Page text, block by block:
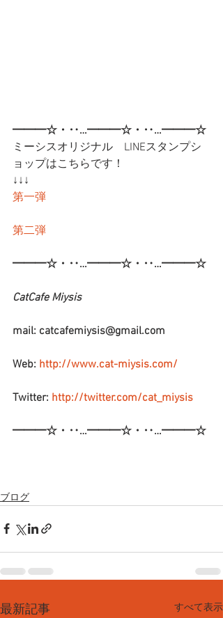
━━━☆・‥…━━━☆・‥…━━━☆
ミーシスオリジナル　LINEスタンプシ
ョップはこちらです！
↓↓↓
第一弾
第二弾
━━━☆・‥…━━━☆・‥…━━━☆
CatCafe Miysis
mail: catcafemiysis@gmail.com
Web: http://www.cat-miysis.com/
Twitter: http://twitter.com/cat_miysis
━━━☆・‥…━━━☆・‥…━━━☆
ブログ
最新記事 すべて表示